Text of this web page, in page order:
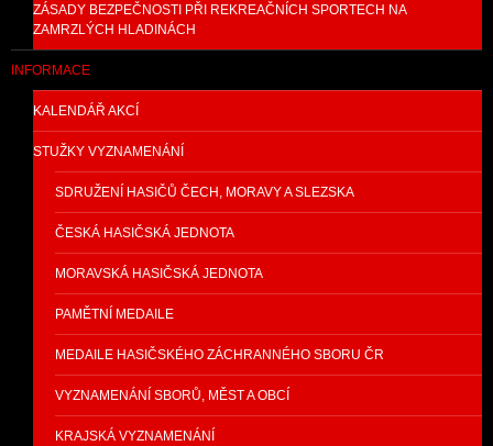
ZÁSADY BEZPEČNOSTI PŘI REKREAČNÍCH SPORTECH NA
ZAMRZLÝCH HLADINÁCH
INFORMACE
KALENDÁŘ AKCÍ
STUŽKY VYZNAMENÁNÍ
SDRUŽENÍ HASIČŮ ČECH, MORAVY A SLEZSKA
ČESKÁ HASIČSKÁ JEDNOTA
MORAVSKÁ HASIČSKÁ JEDNOTA
PAMĚTNÍ MEDAILE
MEDAILE HASIČSKÉHO ZÁCHRANNÉHO SBORU ČR
VYZNAMENÁNÍ SBORŮ, MĚST A OBCÍ
KRAJSKÁ VYZNAMENÁNÍ